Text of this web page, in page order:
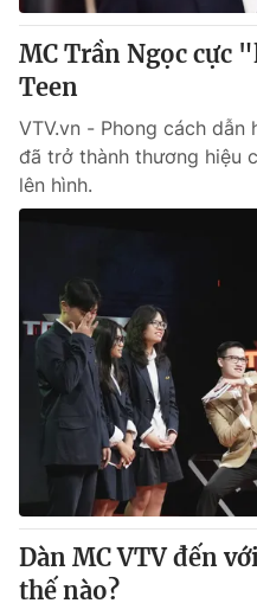
MC Trần Ngọc cực
Teen
VTV.vn - Phong cách dẫn
đã trở thành thương hiệu
lên hình.
Dàn MC VTV đến
thế nào?